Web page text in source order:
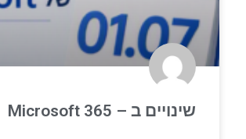
שינויים ב – Microsoft 365